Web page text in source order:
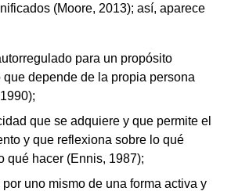
(Moore, 2013); así, aparece
para un propósito
que depende de la propia persona
que se adquiere y que permite el
y que reflexiona sobre lo qué
qué hacer (Ennis, 1987);
por uno mismo de una forma activa y